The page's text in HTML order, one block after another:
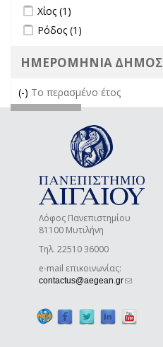
Apply Χίος filter
Χίος (1)
Apply Ρόδος filter
Ρόδος (1)
ΗΜΕΡΟΜΗΝΙΑ
(-) Remove Το περασμένο έτος
Το περασμένο έτος
Λόφος Πανεπιστημίου
81100 Μυτιλήνη
Τηλ. 22510 36000
e-mail επικοινωνίας:
contactus@aegean.gr(link